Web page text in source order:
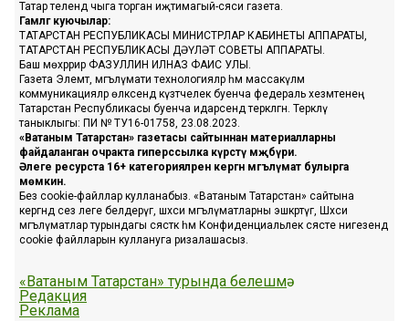
Татар телендә чыга торган иҗтимагый-сәяси газета.
Гамәлгә куючылар:
ТАТАРСТАН РЕСПУБЛИКАСЫ МИНИСТРЛАР КАБИНЕТЫ АППАРАТЫ,
ТАТАРСТАН РЕСПУБЛИКАСЫ ДӘҮЛӘТ СОВЕТЫ АППАРАТЫ.
Баш мөхәррир ФАЗУЛЛИН ИЛНАЗ ФАИС УЛЫ.
Газета Элемтә, мәгълүмати технологияләр һәм массакүләм
коммуникацияләр өлкәсендә күзәтчелек буенча федераль хезмәтенең
Татарстан Республикасы буенча идарәсендә теркәлгән. Теркәлү
таныклыгы: ПИ № ТУ16-01758, 23.08.2023.
«Ватаным Татарстан» газетасы сайтыннан материалларны
файдаланган очракта гиперссылка күрсәтү мәҗбүри.
Әлеге ресурста 16+ категорияләренә кергән мәгълүмат булырга
мөмкин.
Без cookie-файллар кулланабыз. «Ватаным Татарстан» сайтына
кергәндә сез әлеге белдерүгә, шәхси мәгълүматларны эшкәртүгә, Шәхси
мәгълүматлар турындагы сәясәткә һәм Конфиденциальлек сәясәте нигезендә
cookie файлларын куллануга ризалашасыз.
«Ватаным Татарстан» турында белешмә
Редакция
Реклама